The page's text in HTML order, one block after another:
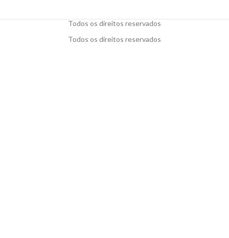
Todos os direitos reservados
Todos os direitos reservados